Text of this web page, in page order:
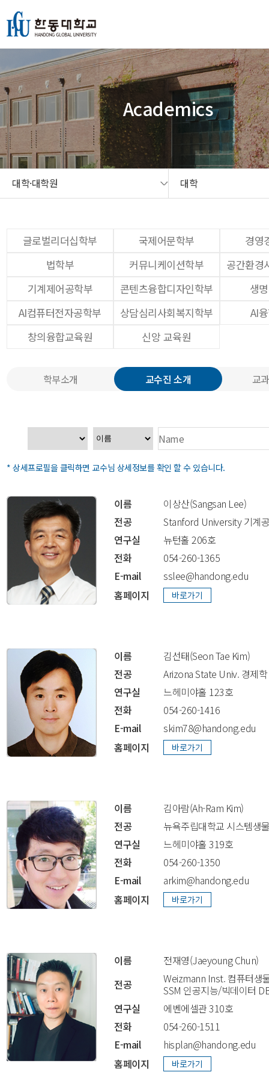
Academics
대학·대학원 대학
글로벌리더십학부 국제어문학부
경영
법학부
커뮤니케이션학부
공간환경
기계제어공학부
콘텐츠융합디자인학부
생
AI컴퓨터전자공학부
상담심리사회복지학부
AI
창의융합교육원
신앙 교육원
학부소개 교수진 소개 교
* 상세프로필을 클릭하면 교수님 상세정보를 확인 할 수 있습니다.
이름
이상산(Sangsan Lee)
전공
Stanford University 기계
연구실
뉴턴홀 206호
전화
054-260-1365
E-mail
sslee@handong.edu
홈페이지
이름
김선태(Seon Tae Kim)
전공
Arizona State Univ. 경제
연구실
느헤미야홀 123호
전화
054-260-1416
E-mail
skim78@handong.edu
홈페이지
이름
김아람(Ah-Ram Kim)
전공
뉴욕주립대학교 시스템생
연구실
느헤미야홀 319호
전화
054-260-1350
E-mail
arkim@handong.edu
홈페이지
이름
전재영(Jaeyoung Chun)
전공
Weizmann Inst. 컴퓨터생
SSM 인공지능/빅데이터
연구실
에벤에셀관 310호
전화
054-260-1511
E-mail
hisplan@handong.edu
홈페이지